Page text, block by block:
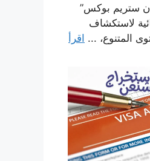
إن ستريم بوكس”
لاستكشاف
المتنوع، ... اقرأ